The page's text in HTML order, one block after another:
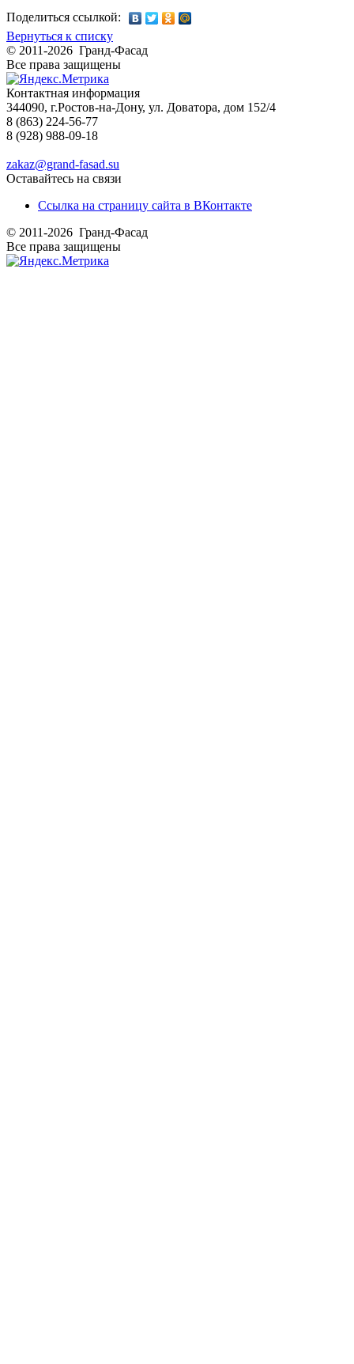
Поделиться ссылкой:
Вернуться к списку
© 2011-2026 Гранд-Фасад
Все права защищены
Контактная информация
344090, г.Ростов-на-Дону, ул. Доватора, дом 152/4
8 (863) 224-56-77
8 (928) 988-09-18
zakaz@grand-fasad.su
Оставайтесь на связи
Ссылка на страницу сайта в ВКонтакте
© 2011-2026 Гранд-Фасад
Все права защищены